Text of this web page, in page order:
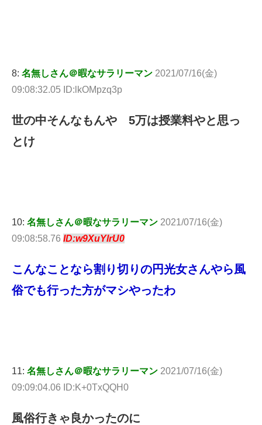
8: 名無しさん＠暇なサラリーマン 2021/07/16(金)
09:08:32.05 ID:lkOMpzq3p
世の中そんなもんや 5万は授業料やと思っ
とけ
10: 名無しさん＠暇なサラリーマン 2021/07/16(金)
09:08:58.76 ID:w9XuYlrU0
こんなことなら割り切りの円光女さんやら風
俗でも行った方がマシやったわ
11: 名無しさん＠暇なサラリーマン 2021/07/16(金)
09:09:04.06 ID:K+0TxQQH0
風俗行きゃ良かったのに